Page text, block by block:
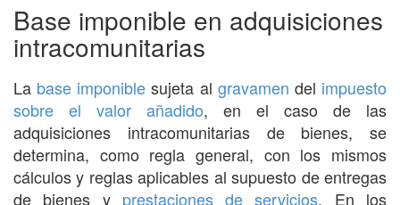
Base imponible en adquisiciones
intracomunitarias
La base imponible sujeta al gravamen del impuesto
sobre el valor añadido, en el caso de las
adquisiciones intracomunitarias de bienes, se
determina, como regla general, con los mismos
cálculos y reglas aplicables al supuesto de entregas
de bienes y prestaciones de servicios. En los